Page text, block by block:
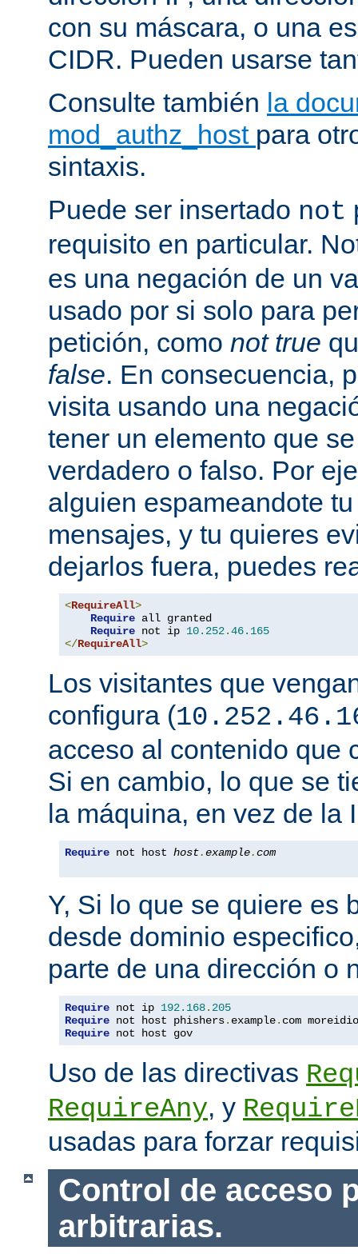
con su máscara, o una
CIDR. Pueden usarse
Consulte también la
mod_authz_host para
sintaxis.
Puede ser insertado not
requisito en particular.
es una negación de un
usado por si solo para
petición, como not true
false. En consecuencia,
visita usando una
tener un elemento que
verdadero o falso. Por
alguien espameandote
mensajes, y tu quieres
dejarlos fuera, puedes
<RequireAll>
Require all granted
Require not ip 10.252.46.165
</RequireAll>
Los visitantes que
configura (
acceso al contenido que
Si en cambio, lo que se
la máquina, en vez de la
Require not host host.example.com
Y, Si lo que se quiere es
desde dominio
parte de una dirección o
Require not ip 192.168. 205
Require not host phishers. example. com
Require not host gov
Uso de las directivas
RequireAny, y
usadas para forzar
Control de acceso
arbitrarias.